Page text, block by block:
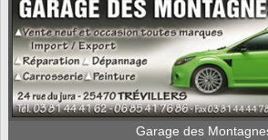
Garage des